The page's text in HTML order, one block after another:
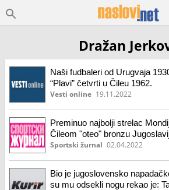
Dražan
Naši fudbaleri od Urugvaja
“Plavi” četvrti u Čileu 1962.
Vesti online 19.11.2022
Preminuo najbolji strelac
Čileom "oteo" bronzu
Sportski žurnal 02.04.2022
Bio je jugoslovensko
su mu odsekli nogu rekao je: